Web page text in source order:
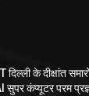
के दीक्षांत
सुपर कंप्यूटर परम